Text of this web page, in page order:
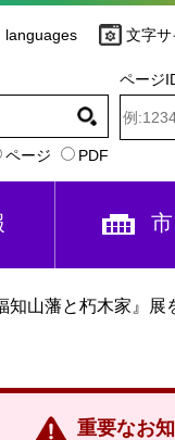
languages 文字サ
ページ PDF
ページ
山藩と朽木家』展
重要なお